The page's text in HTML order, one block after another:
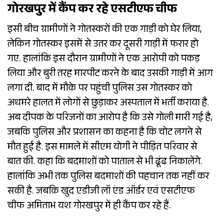
गोरखपुर में कैंप कर रहे एसटीएफ चीफ
इसी बीच ग्रामीणों ने गोतस्करों की एक गाड़ी को घेर लिया,
लेकिन गोतस्कर इसमें से उतर कर दूसरी गाड़ी में फरार हो
गए. हालांकि इस दौरान ग्रामीणों ने एक आरोपी को पकड़
लिया और बुरी तरह मारपीट करने के बाद उसकी गाड़ी में आग
लगा दी. बाद में मौके पर पहुंची पुलिस उस गोतस्कर को
अधमरे हालत में लोगों से छुड़ाकर अस्पताल में भर्ती कराया है.
अब दीपक के परिजनों का आरोप है कि उसे गोली मारी गई है,
जबकि पुलिस और प्रशासन का कहना है कि चोट लगने से
मौत हुई है. इस मामले में सीएम योगी ने पीड़ित परिवार से
बात की. कहा कि बदमाशों को पाताल से भी ढूंढ निकालेंगे.
हालांकि अभी तक पुलिस बदमाशों की पहचान तक नहीं कर
सकी है. जबकि खुद एडीजी लॉ एंड ऑर्डर एवं एसटीएफ
चीफ अमिताभ यश गोरखपुर में ही कैंप कर रहे हैं.